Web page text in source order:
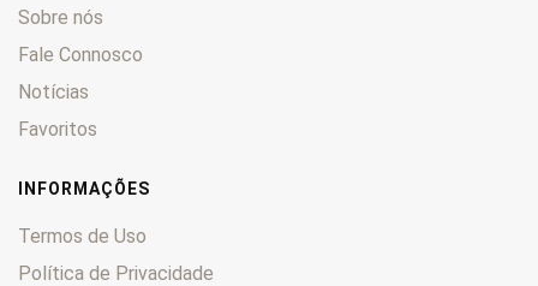
Sobre nós
Fale Connosco
Notícias
Favoritos
INFORMAÇÕES
Termos de Uso
Política de Privacidade